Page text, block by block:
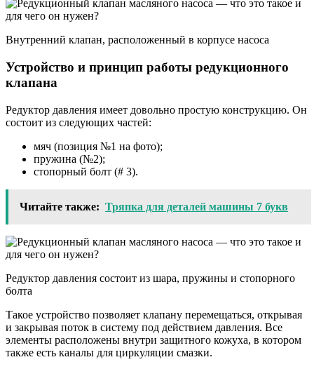
Внутренний клапан, расположенный в корпусе насоса
Устройство и принцип работы редукционного
клапана
Редуктор давления имеет довольно простую конструкцию. Он
состоит из следующих частей:
мяч (позиция №1 на фото);
пружина (№2);
стопорный болт (# 3).
Читайте также: Тряпка для деталей машины 7 букв
Редуктор давления состоит из шара, пружины и стопорного
болта
Такое устройство позволяет клапану перемещаться, открывая
и закрывая поток в систему под действием давления. Все
элементы расположены внутри защитного кожуха, в котором
также есть каналы для циркуляции смазки.